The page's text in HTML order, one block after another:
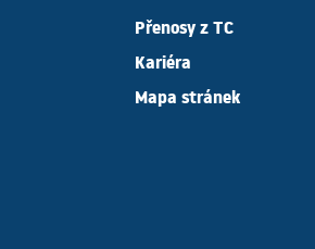
Přenosy z TC
Kariéra
Mapa stránek